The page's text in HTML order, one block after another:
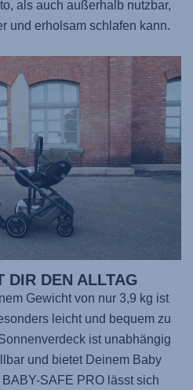
als auch außerhalb nutzbar,
und erholsam schlafen kann.
DIR DEN ALLTAG
Gewicht von nur 3,9 kg ist
leicht und bequem zu
ist unabhängig
und bietet Deinem Baby
BABY-SAFE PROlässt sich